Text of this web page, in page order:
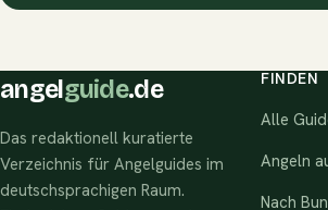
angelguide.de
Das redaktionell kuratierte
Verzeichnis für Angelguides im
deutschsprachigen Raum.
FINDEN
Alle
Angeln
Nach